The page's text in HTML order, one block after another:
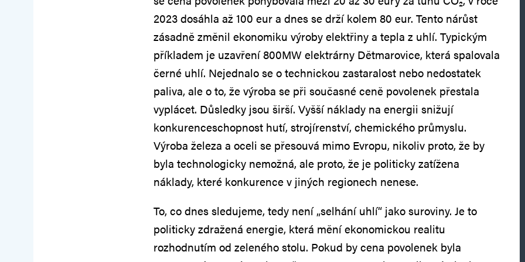
2023 dosáhla až 100 eur a dnes se drží kolem 80 eur. Tento nárůst
zásadně změnil ekonomiku výroby elektřiny a tepla z uhlí. Typickým
příkladem je uzavření 800MW elektrárny Dětmarovice, která spalovala
černé uhlí. Nejednalo se o technickou zastaralost nebo nedostatek
paliva, ale o to, že výroba se při současné ceně povolenek přestala
vyplácet. Důsledky jsou širší. Vyšší náklady na energii snižují
konkurenceschopnost hutí, strojírenství, chemického průmyslu.
Výroba železa a oceli se přesouvá mimo Evropu, nikoliv proto, že by
byla technologicky nemožná, ale proto, že je politicky zatížena
náklady, které konkurence v jiných regionech nenese.
To, co dnes sledujeme, tedy není „selhání uhlí“ jako suroviny. Je to
politicky zdražená energie, která mění ekonomickou realitu
rozhodnutím od zeleného stolu. Pokud by cena povolenek byla